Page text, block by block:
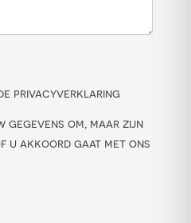
privacyverklaring
gegevens om, maar zijn
akkoord gaat met ons